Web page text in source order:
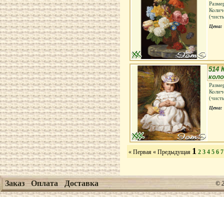
Цена:
514
Цена:
« Первая « Предыдущая 1 2 3 4 5 6 7
Заказ Оплата Доставка ©